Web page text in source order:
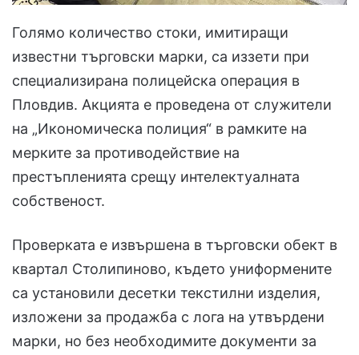
Голямо количество стоки, имитиращи
известни търговски марки, са иззети при
специализирана полицейска операция в
Пловдив. Акцията е проведена от служители
на „Икономическа полиция“ в рамките на
мерките за противодействие на
престъпленията срещу интелектуалната
собственост.
Проверката е извършена в търговски обект в
квартал Столипиново, където униформените
са установили десетки текстилни изделия,
изложени за продажба с лога на утвърдени
марки, но без необходимите документи за